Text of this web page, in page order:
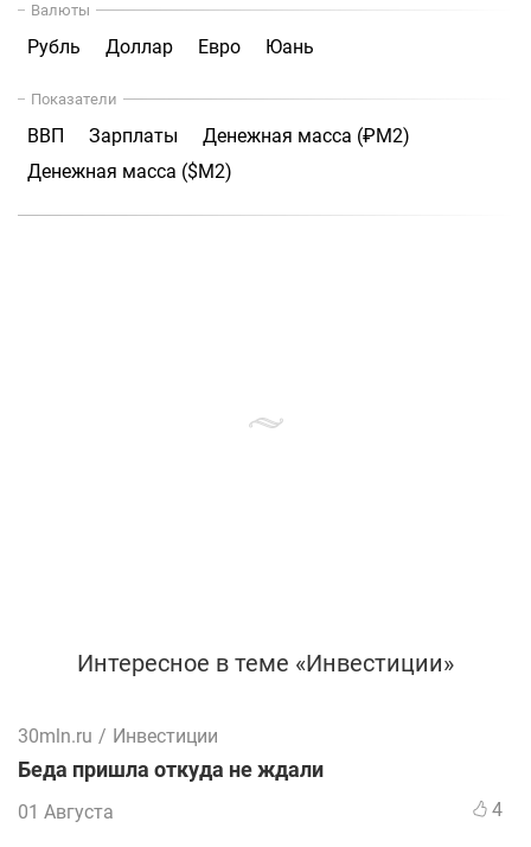
Валюты
Рубль Доллар Евро Юань
Показатели
ВВП Зарплаты
Денежная масса (₽М2)
Денежная масса ($М2)
Интересное в теме «Инвестиции»
30mln.ru / Инвестиции
Беда пришла откуда не ждали
01 Августа 4